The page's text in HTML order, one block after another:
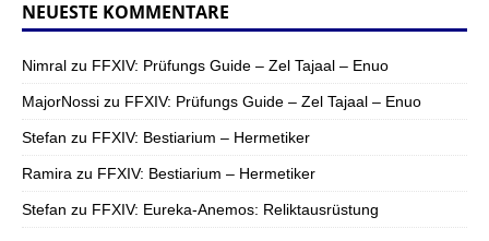
NEUESTE KOMMENTARE
Nimral zu FFXIV: Prüfungs Guide – Zel Tajaal – Enuo
MajorNossi zu FFXIV: Prüfungs Guide – Zel Tajaal – Enuo
Stefan zu FFXIV: Bestiarium – Hermetiker
Ramira zu FFXIV: Bestiarium – Hermetiker
Stefan zu FFXIV: Eureka-Anemos: Reliktausrüstung